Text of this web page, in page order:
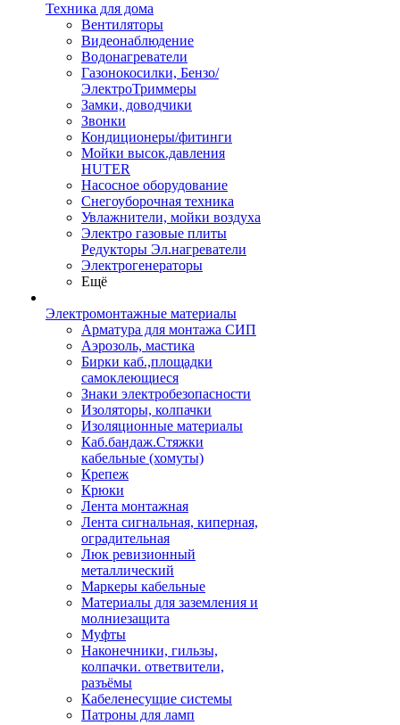
Техника для дома
Вентиляторы
Видеонаблюдение
Водонагреватели
Газонокосилки, Бензо/
ЭлектроТриммеры
Замки, доводчики
Звонки
Кондиционеры/фитинги
Мойки высок.давления
HUTER
Насосное оборудование
Снегоуборочная техника
Увлажнители, мойки воздуха
Электро газовые плиты
Редукторы Эл.нагреватели
Электрогенераторы
Ещё
Электромонтажные материалы
Арматура для монтажа СИП
Аэрозоль, мастика
Бирки каб.,площадки
самоклеющиеся
Знаки электробезопасности
Изоляторы, колпачки
Изоляционные материалы
Каб.бандаж.Стяжки
кабельные (хомуты)
Крепеж
Крюки
Лента монтажная
Лента сигнальная, киперная,
оградительная
Люк ревизионный
металлический
Маркеры кабельные
Материалы для заземления и
молниезащита
Муфты
Наконечники, гильзы,
колпачки. ответвители,
разъёмы
Кабеленесущие системы
Патроны для ламп